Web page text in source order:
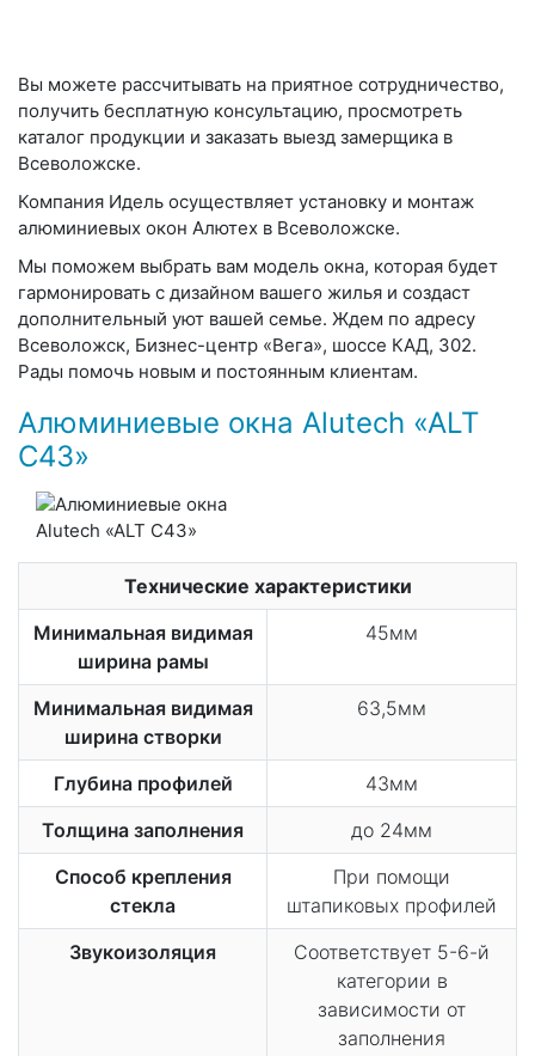
Вы можете рассчитывать на приятное сотрудничество,
получить бесплатную консультацию, просмотреть
каталог продукции и заказать выезд замерщика в
Всеволожске.
Компания Идель осуществляет установку и монтаж
алюминиевых окон Алютех в Всеволожске.
Мы поможем выбрать вам модель окна, которая будет
гармонировать с дизайном вашего жилья и создаст
дополнительный уют вашей семье. Ждем по адресу
Всеволожск, Бизнес-центр «Вега», шоссе КАД, 302.
Рады помочь новым и постоянным клиентам.
Алюминиевые окна Alutech «ALT
C43»
Технические характеристики
Минимальная видимая
ширина рамы
45мм
Минимальная видимая
ширина створки
63,5мм
Глубина профилей
43мм
Толщина заполнения
до 24мм
Способ крепления
стекла
При помощи
штапиковых профилей
Звукоизоляция
Соответствует 5-6-й
категории в
зависимости от
заполнения